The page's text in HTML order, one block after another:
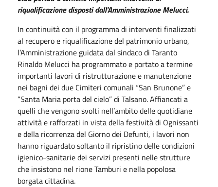
riqualificazione disposti dall’Amministrazione Melucci.
In continuità con il programma di interventi finalizzati
al recupero e riqualificazione del patrimonio urbano,
l’Amministrazione guidata dal sindaco di Taranto
Rinaldo Melucci ha programmato e portato a termine
importanti lavori di ristrutturazione e manutenzione
nei bagni dei due Cimiteri comunali “San Brunone” e
“Santa Maria porta del cielo” di Talsano. Affiancati a
quelli che vengono svolti nell’ambito delle quotidiane
attività e rafforzati in vista della festività di Ognissanti
e della ricorrenza del Giorno dei Defunti, i lavori non
hanno riguardato soltanto il ripristino delle condizioni
igienico-sanitarie dei servizi presenti nelle strutture
che insistono nel rione Tamburi e nella popolosa
borgata cittadina.